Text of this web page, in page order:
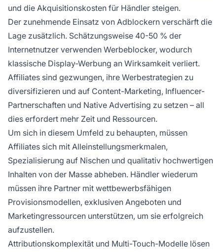
und die Akquisitionskosten für Händler steigen.
Der zunehmende Einsatz von Adblockern verschärft die
Lage zusätzlich. Schätzungsweise 40-50 % der
Internetnutzer verwenden Werbeblocker, wodurch
klassische Display-Werbung an Wirksamkeit verliert.
Affiliates sind gezwungen, ihre Werbestrategien zu
diversifizieren und auf Content-Marketing, Influencer-
Partnerschaften und Native Advertising zu setzen – all
dies erfordert mehr Zeit und Ressourcen.
Um sich in diesem Umfeld zu behaupten, müssen
Affiliates sich mit Alleinstellungsmerkmalen,
Spezialisierung auf Nischen und qualitativ hochwertigen
Inhalten von der Masse abheben. Händler wiederum
müssen ihre Partner mit wettbewerbsfähigen
Provisionsmodellen, exklusiven Angeboten und
Marketingressourcen unterstützen, um sie erfolgreich
aufzustellen.
Attributionskomplexität und Multi-Touch-Modelle lösen